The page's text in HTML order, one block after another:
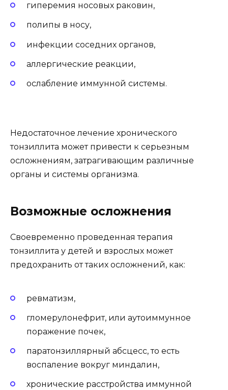
гиперемия носовых раковин,
полипы в носу,
инфекции соседних органов,
аллергические реакции,
ослабление иммунной системы.
Недостаточное лечение хронического
тонзиллита может привести к серьезным
осложнениям, затрагивающим различные
органы и системы организма.
Возможные осложнения
Своевременно проведенная терапия
тонзиллита у детей и взрослых может
предохранить от таких осложнений, как:
ревматизм,
гломерулонефрит, или аутоиммунное
поражение почек,
паратонзиллярный абсцесс, то есть
воспаление вокруг миндалин,
хронические расстройства иммунной